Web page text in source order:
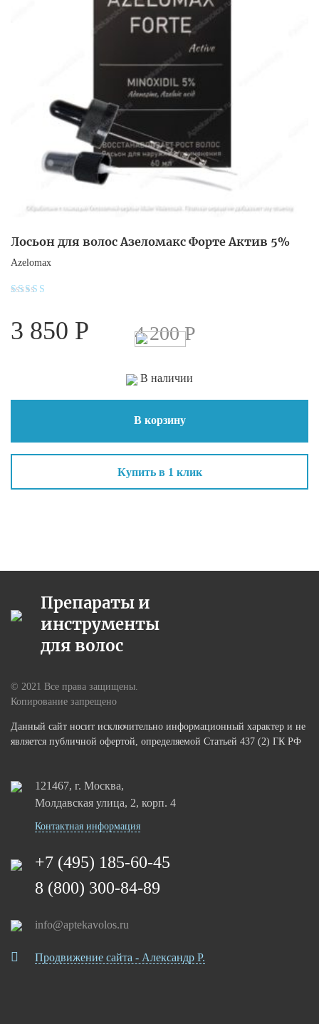
Лосьон для волос Азеломакс Форте Актив 5%
Azelomax
из 5
3 850 Р 4 200Р
В наличии
В корзину
Купить в 1 клик
Препараты и
инструменты
для волос
© 2021 Все права защищены.
Копирование запрещено
Данный сайт носит исключительно информационный характер и не
является публичной офертой, определяемой Статьей 437 (2) ГК РФ
121467, г. Москва,
Молдавская улица, 2, корп. 4
Контактная информация
+7 (495) 185-60-45
8 (800) 300-84-89
info@aptekavolos.ru
Продвижение сайта - Александр Р.